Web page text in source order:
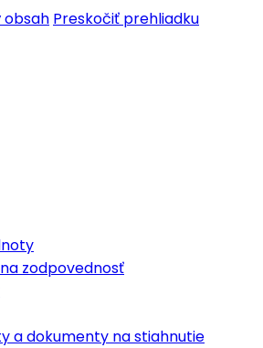
obsah Preskočiť prehliadku
zodpovednosť
a dokumenty na stiahnutie